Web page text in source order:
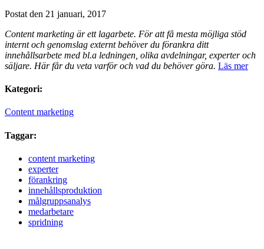
Postat den 21 januari, 2017
Content marketing är ett lagarbete. För att få mesta möjliga stöd
internt och genomslag externt behöver du förankra ditt
innehållsarbete med bl.a ledningen, olika avdelningar, experter och
säljare. Här får du veta varför och vad du behöver göra. Läs mer
Kategori:
Content marketing
Taggar:
content marketing
experter
förankring
innehållsproduktion
målgruppsanalys
medarbetare
spridning